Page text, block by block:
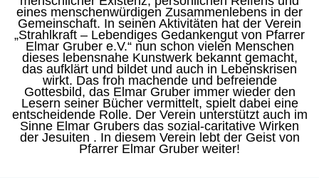
eines menschenwürdigen Zusammenlebens in der
Gemeinschaft. In seinen Aktivitäten hat der Verein
„Strahlkraft – Lebendiges Gedankengut von Pfarrer
Elmar Gruber e.V.“ nun schon vielen Menschen
dieses lebensnahe Kunstwerk bekannt gemacht,
das aufklärt und bildet und auch in Lebenskrisen
wirkt. Das froh machende und befreiende
Gottesbild, das Elmar Gruber immer wieder den
Lesern seiner Bücher vermittelt, spielt dabei eine
entscheidende Rolle. Der Verein unterstützt auch im
Sinne Elmar Grubers das sozial-caritative Wirken
der Jesuiten . In diesem Verein lebt der Geist von
Pfarrer Elmar Gruber weiter!